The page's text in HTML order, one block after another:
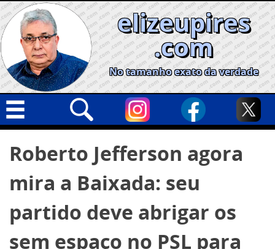
Skip
to
content
elizeupires
.com
No tamanho exato da verdade
Geral
Cidades
Nacional
por:
Roberto Jefferson agora
mira a Baixada: seu
partido deve abrigar os
sem espaço no PSL para